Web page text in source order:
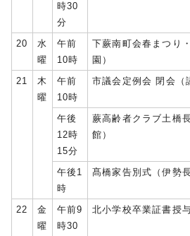
時30
分
20
水
曜
午前
10時
下蕨南町会春まつり
園）
21
木
曜
午前
10時
市議会定例会 閉会（
午後
12時
15分
蕨高齢者クラブ土橋
館）
午後1
時
髙橋家告別式（伊勢
22
金
曜
午前9
時30
北小学校卒業証書授